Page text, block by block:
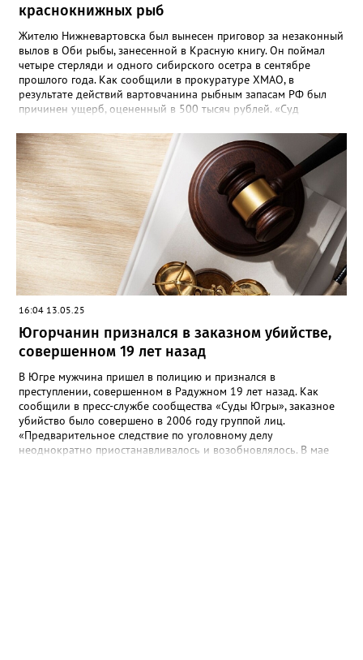
краснокнижных рыб
Жителю Нижневартовска был вынесен приговор за незаконный
вылов в Оби рыбы, занесенной в Красную книгу. Он поймал
четыре стерляди и одного сибирского осетра в сентябре
прошлого года. Как сообщили в прокуратуре ХМАО, в
результате действий вартовчанина рыбным запасам РФ был
причинен ущерб, оцененный в 500 тысяч рублей. «Суд
свободы условно с испытательным сроком в один год», —
говорится в сообщении. Также у мужчины конфисковали
моторную лодку и передали государству. На данный момент
приговор не вступил в законную силу.
16:04 13.05.25
Югорчанин признался в заказном убийстве,
совершенном 19 лет назад
В Югре мужчина пришел в полицию и признался в
преступлении, совершенном в Радужном 19 лет назад. Как
сообщили в пресс-службе сообщества «Суды Югры», заказное
убийство было совершено в 2006 году группой лиц.
«Предварительное следствие по уголовному делу
неоднократно приостанавливалось и возобновлялось. В мае